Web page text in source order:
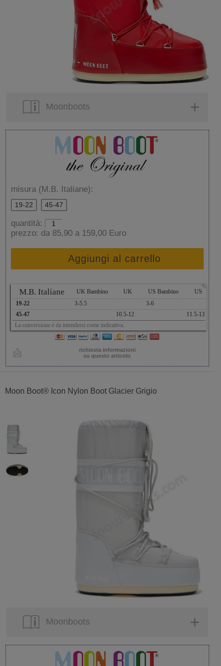
Moonboots
misura (M.B. Italiane):
19-22 45-47
quantità:
prezzo: da 85,90 a 159,00 Euro
Aggiungi al carrello
M.B. Italiane UK Bambino UK US Bambino US
19-22
3-5.5 3-6
45-47
10.5-12 11.5-13
La conversione è da intendersi come indicativa.
x
richiesta informazioni
su questo articolo
Moon Boot® Icon Nylon Boot Glacier Grigio
Moonboots